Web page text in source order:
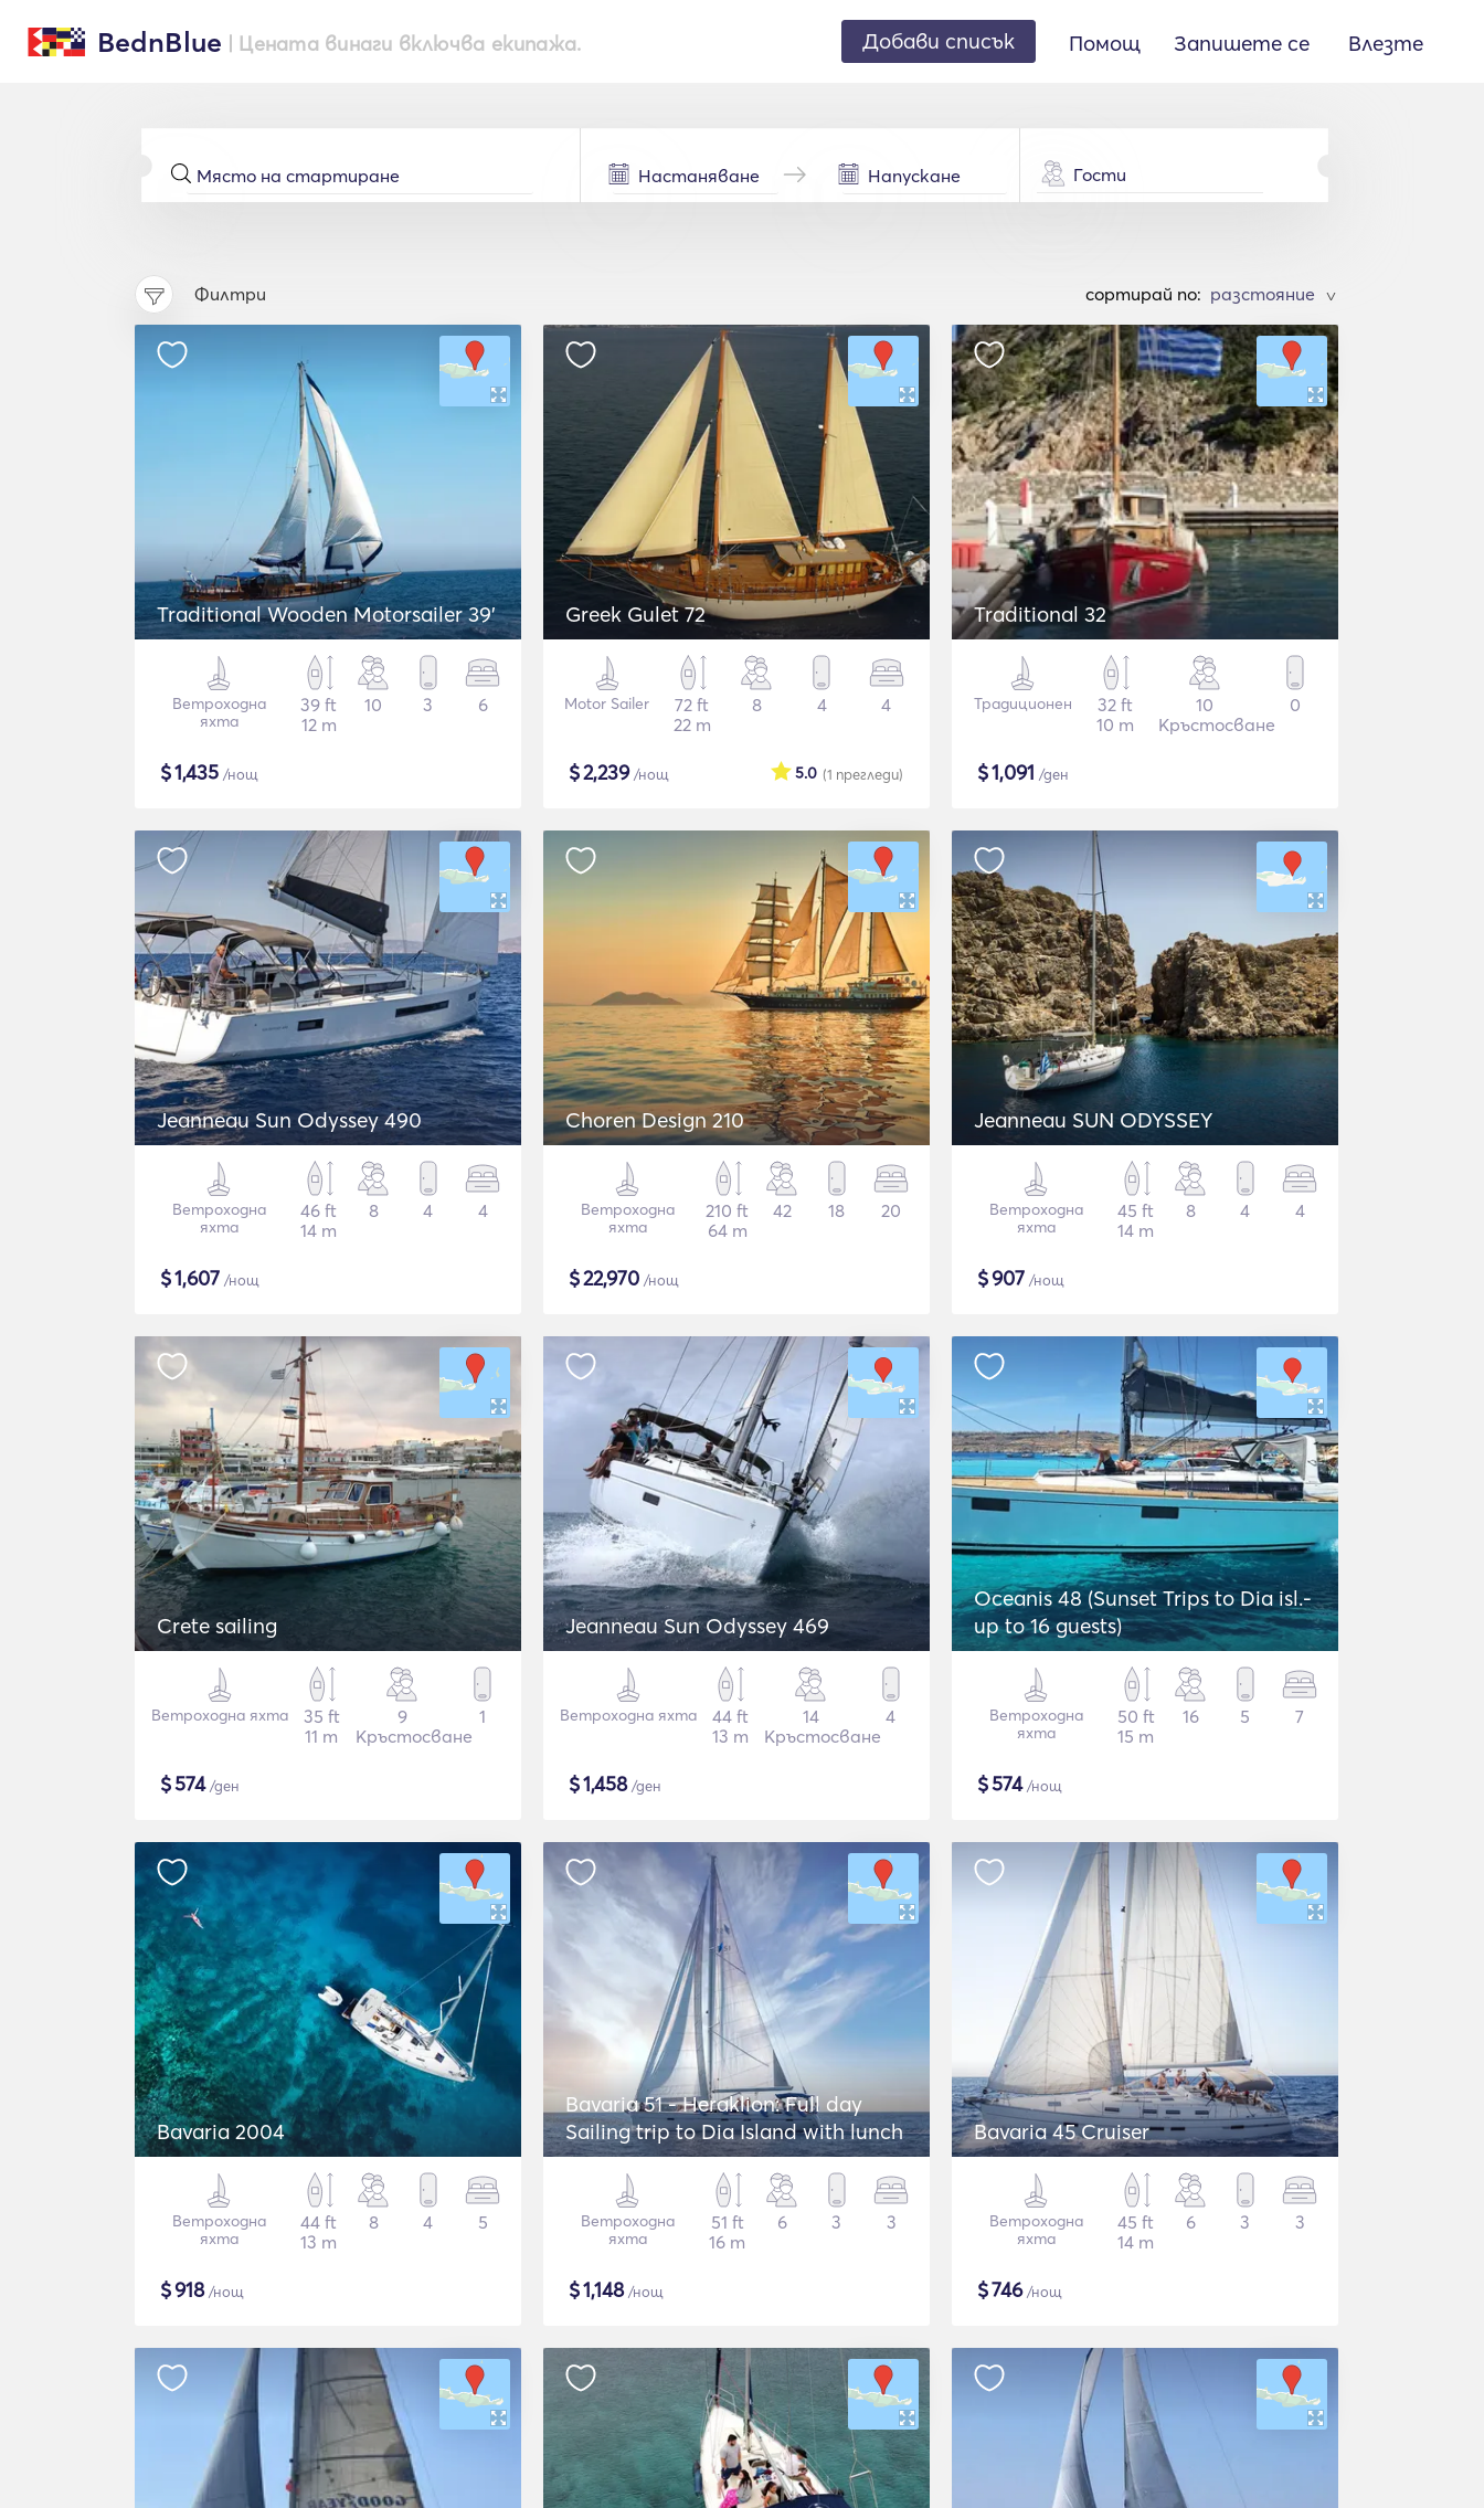
BednBlue | Цената винаги включва екипажа. Добави списък Помощ Запишете се Влезте
Гости
Филтри cортирай по: >
Traditional Wooden Motorsailer 39'
Ветроходна
яхта
39 ft
12 m
10 3 6
$1,435 /нощ
Greek Gulet 72
Motor Sailer
72 ft
22 m
8 4 4
$2,239/нощ (1 прегледи)
5.0
Traditional 32
Традиционен
32 ft
10 m
10
Кръстосване
0
$1,091 /ден
Jeanneau Sun Odyssey 490
Ветроходна
яхта
46 ft
14 m
8 4 4
$1,607 /нощ
Choren Design 210
Ветроходна
яхта
210 ft
64 m
42 18 20
$22,970 /нощ
Jeanneau SUN ODYSSEY
Ветроходна
яхта
45 ft
14 m
8 4 4
$907 /нощ
Crete sailing
Ветроходна яхта
35 ft
11 m
9
Кръстосване
1
$574/ден
Jeanneau Sun Odyssey 469
Ветроходна яхта
44 ft
13 m
14
Кръстосване
4
$1,458/ден
Oceanis 48 (Sunset Trips to Dia isl.-
up to 16 guests)
Ветроходна
яхта
50 ft
15 m
16 5 7
$574/нощ
Bavaria 2004
Ветроходна
яхта
44 ft
13 m
8 4 5
$918/нощ
Bavaria 51 - Heraklion: Full day
Sailing trip to Dia Island with lunch
Ветроходна
яхта
51 ft
16 m
6 3 3
$1,148/нощ
Bavaria 45 Cruiser
Ветроходна
яхта
45 ft
14 m
6 3 3
$746/нощ